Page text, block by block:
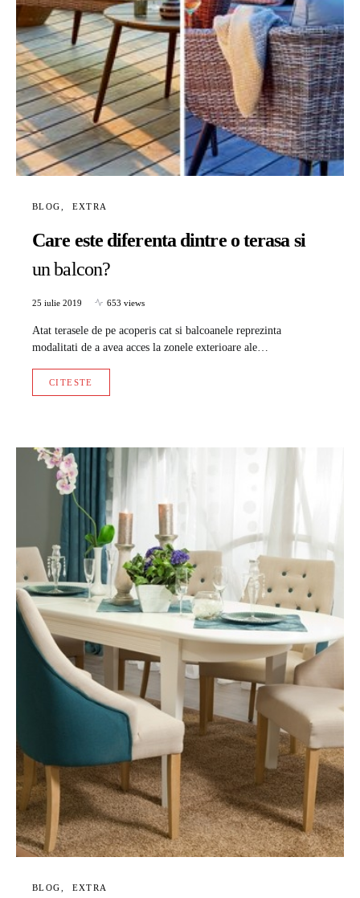
BLOG EXTRA
Care este diferenta dintre o terasa si
un balcon?
25 iulie 2019 653 views
Atat terasele de pe acoperis cat si balcoanele reprezinta
modalitati de a avea acces la zonele exterioare ale…
CITESTE
BLOG EXTRA